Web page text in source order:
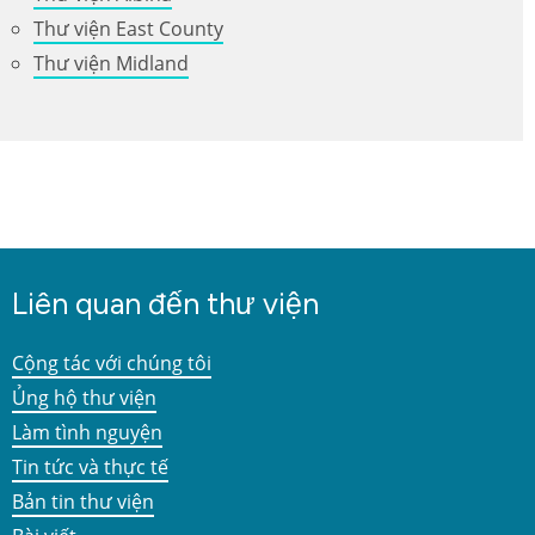
Thư viện East County
Thư viện Midland
Liên quan đến thư viện
Cộng tác với chúng tôi
Ủng hộ thư viện
Làm tình nguyện
Tin tức và thực tế
Bản tin thư viện